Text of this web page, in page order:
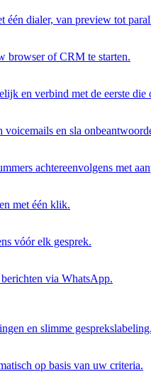
één dialer, van preview tot
browser of CRM te starten.
en verbind met de eerste die
voicemails en sla
achtereenvolgens met
met één klik.
vóór elk gesprek.
via WhatsApp.
en slimme gesprekslabeling.
op basis van uw criteria.